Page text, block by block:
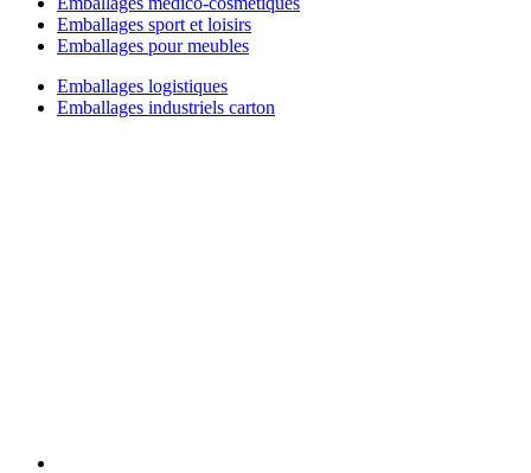
Emballages sport et loisirs
Emballages pour meubles
Emballages logistiques
Emballages industriels carton